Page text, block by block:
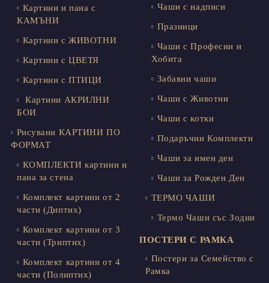
Картини и пана с
КАМЪНИ
Картини с ЖИВОТНИ
Картини с ЦВЕТЯ
Картини с ПТИЦИ
Картини АКРИЛНИ
БОИ
Рисувани КАРТИНИ ПО
ФОРМАТ
КОМПЛЕКТИ картини и
пана за стена
Комплект картини от 2
части (Диптих)
Комплект картини от 3
части (Триптих)
Комплект картини от 4
части (Полиптих)
Чаши с надписи
Празници
Чаши с Професии и
Хобита
Забавни чаши
Чаши с Животни
Чаши с котки
Подаръчни Комплекти
Чаши за имен ден
Чаши за Рожден Ден
ТЕРМО ЧАШИ
Термо Чаши със Зодии
ПОСТЕРИ С РАМКА
Постери за Семейство с
Рамка